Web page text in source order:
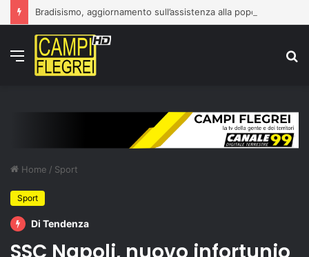
Menu
Home / Sport
Sport
Di Tendenza